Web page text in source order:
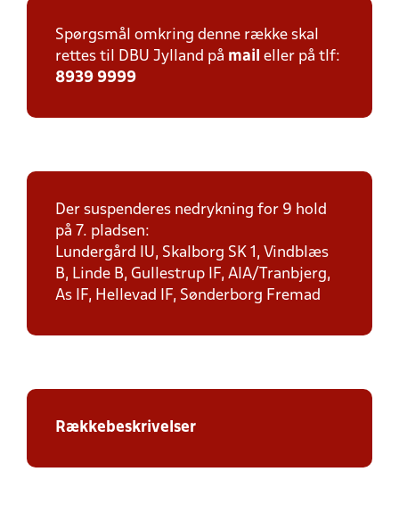
Spørgsmål omkring denne række skal
rettes til DBU Jylland på mail eller på tlf:
8939 9999
Der suspenderes nedrykning for 9 hold
på 7. pladsen:
Lundergård IU, Skalborg SK 1, Vindblæs
B, Linde B, Gullestrup IF, AIA/Tranbjerg,
As IF, Hellevad IF, Sønderborg Fremad
Rækkebeskrivelser